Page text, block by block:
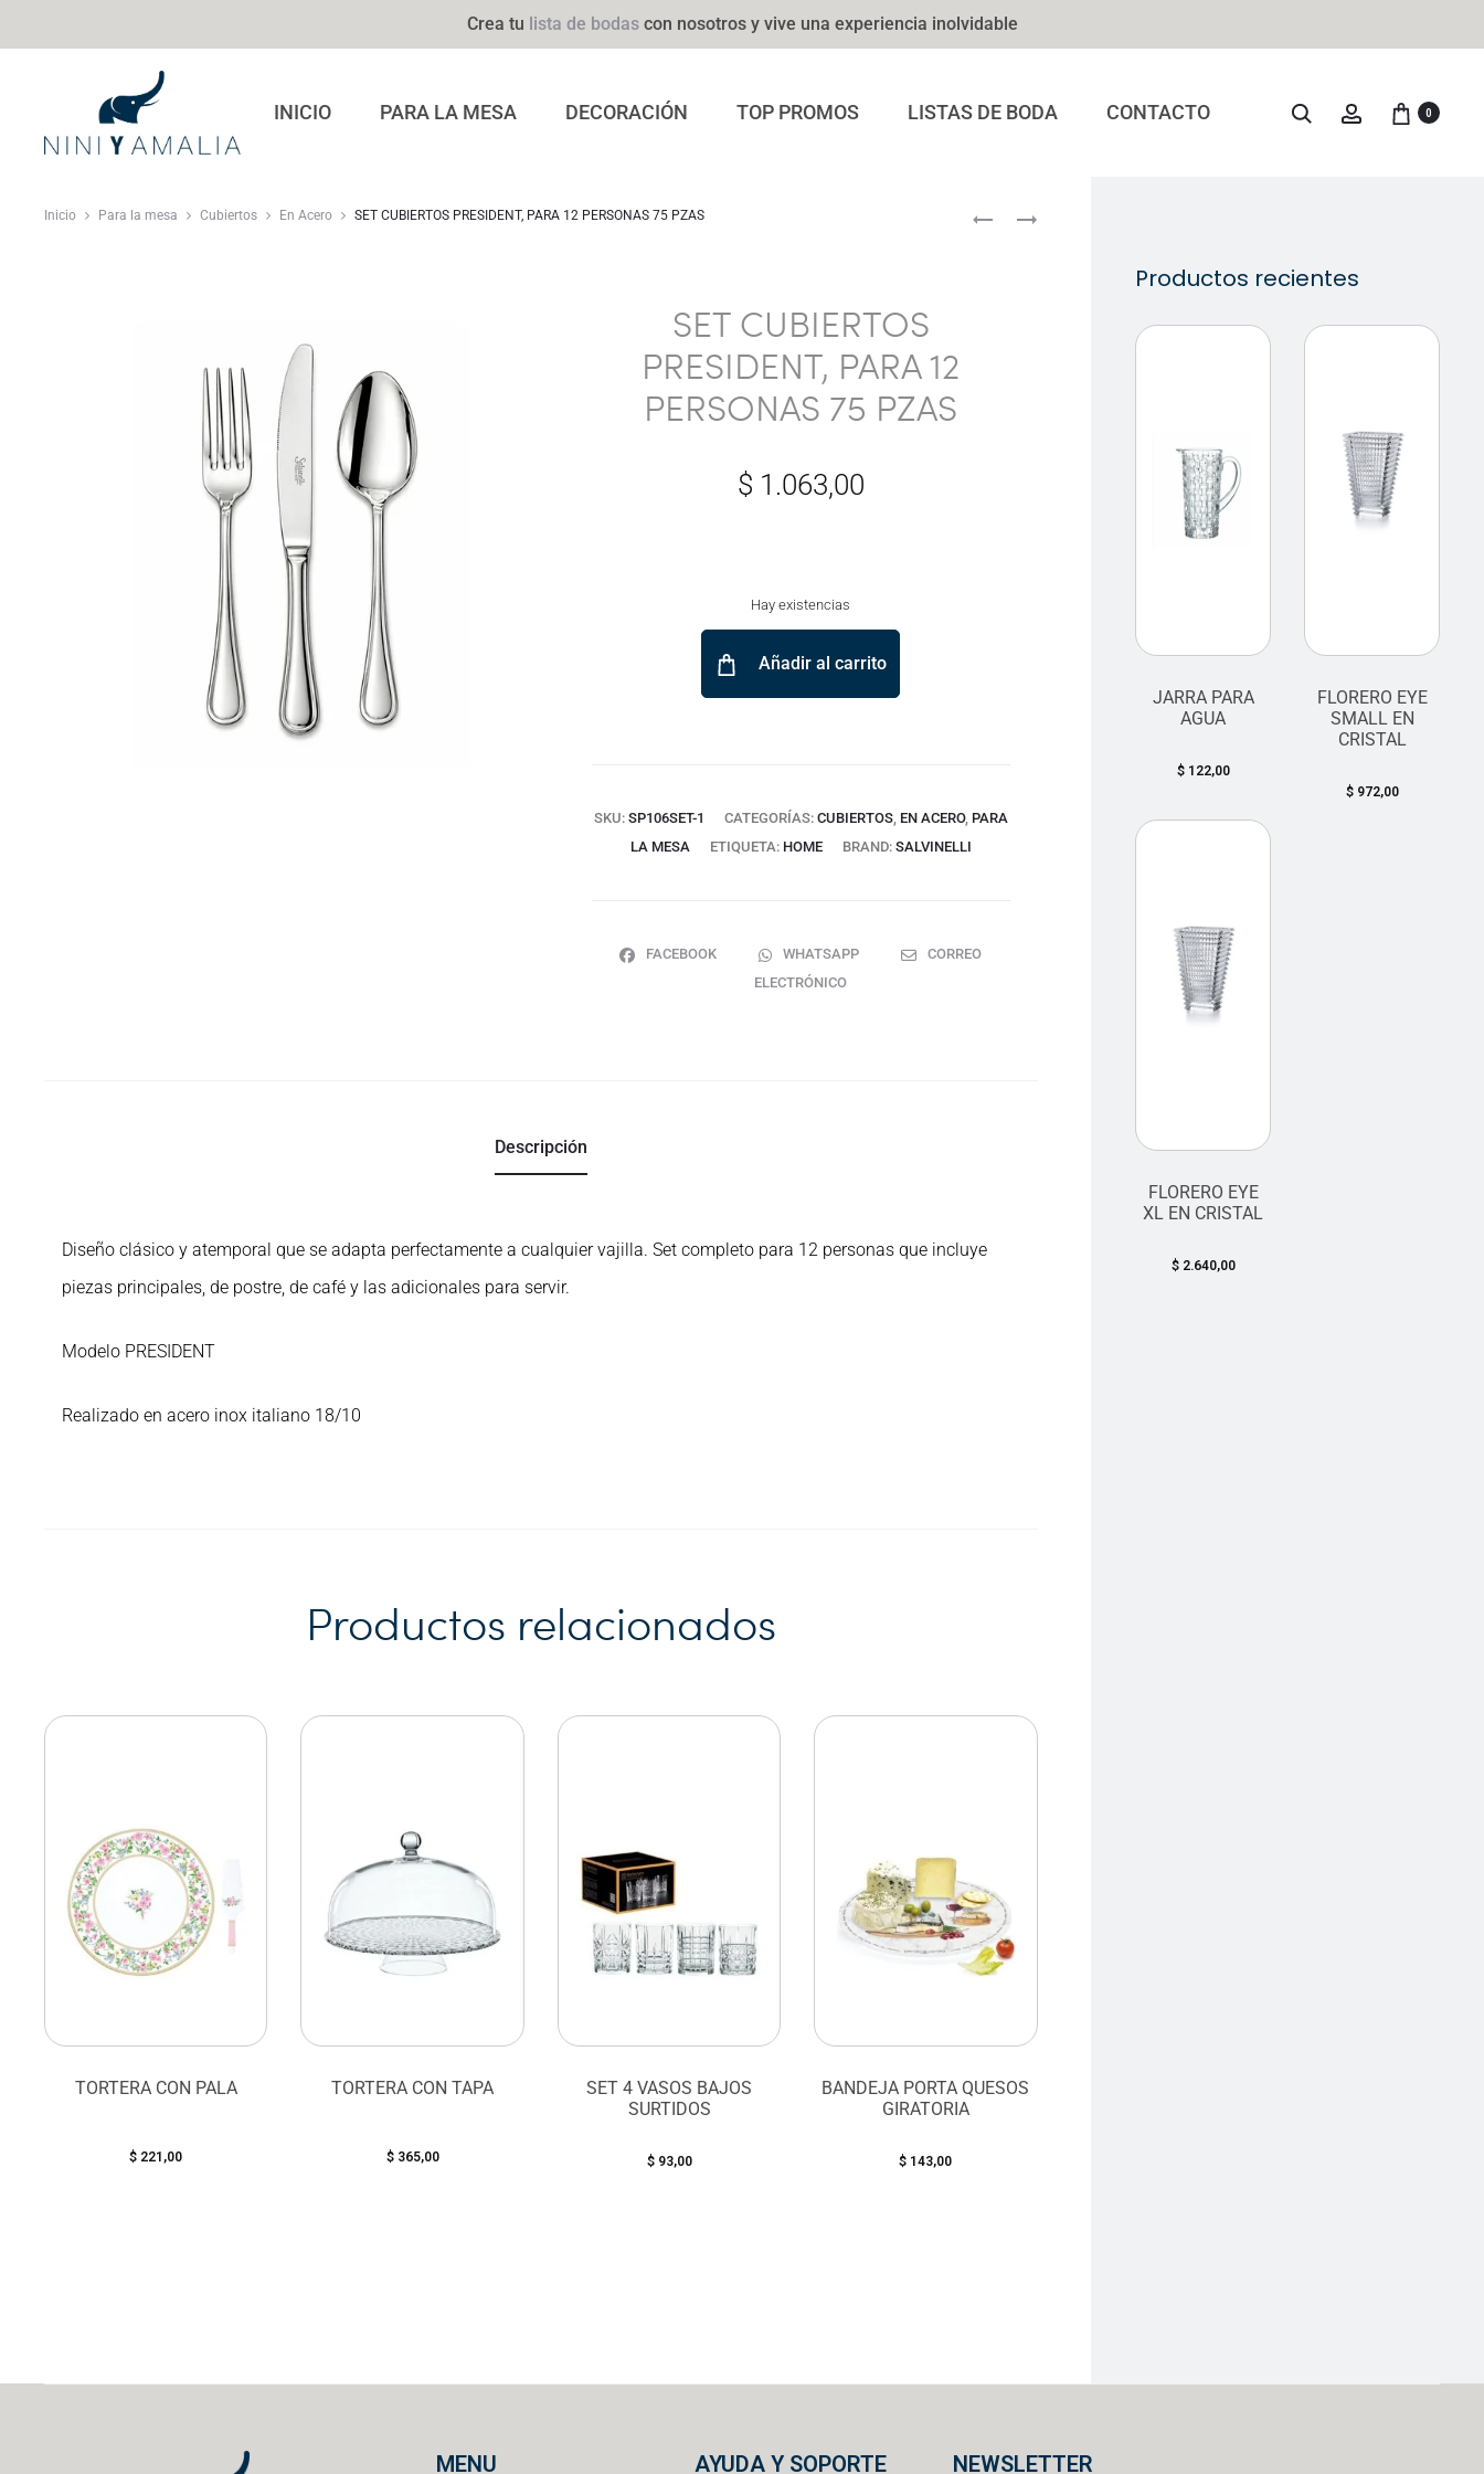
Crea tu lista de bodascon nosotros y vive una experiencia inolvidable
INICIO PARA LA MESA DECORACIÓN TOP PROMOS LISTAS DE BODA CONTACTO 0
Inicio Para la mesa Cubiertos En Acero SET CUBIERTOS PRESIDENT, PARA 12 PERSONAS 75 PZAS
SET CUBIERTOS
PRESIDENT, PARA 12
PERSONAS 75 PZAS
$ 1.063,00
Hay existencias
Añadir al carrito
SKU: SP106SET-1 CATEGORÍAS: CUBIERTOS, EN ACERO, PARA
LA MESA
ETIQUETA: HOME BRAND: SALVINELLI
FACEBOOK WHATSAPP
CORREO
ELECTRÓNICO
Descripción
Diseño clásico y atemporal que se adapta perfectamente a cualquier vajilla. Set completo para 12 personas que incluye
piezas principales, de postre, de café y las adicionales para servir.
Modelo PRESIDENT
Realizado en acero inox italiano 18/10
Productos relacionados
TORTERA CON PALA
$ 221,00
TORTERA CON TAPA
$365,00
SET 4 VASOS BAJOS
SURTIDOS
$93,00
BANDEJA PORTA QUESOS
GIRATORIA
$ 143,00
Productos recientes
JARRA PARA
AGUA
$122,00
FLORERO EYE
SMALL EN
CRISTAL
$972,00
FLORERO EYE
XL EN CRISTAL
$2.640,00
MENU AYUDA Y SOPORTE NEWSLETTER